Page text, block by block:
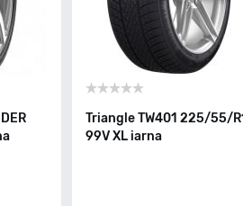
Triangle TW401 225/55/
99V XL iarna